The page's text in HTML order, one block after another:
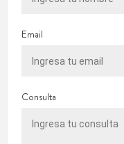
Email
Consulta